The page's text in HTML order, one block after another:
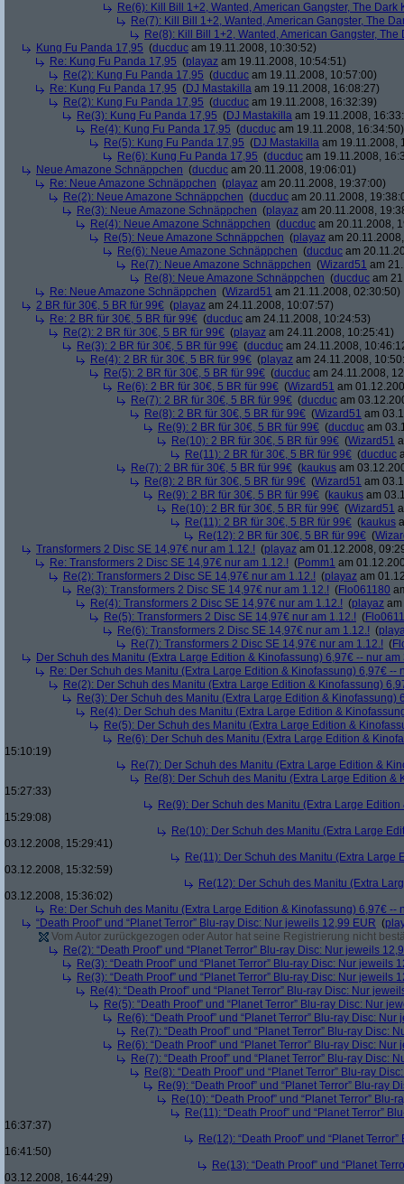
Re(6): Kill Bill 1+2, Wanted, American Gangster, The Dark
Re(7): Kill Bill 1+2, Wanted, American Gangster, The
Re(8): Kill Bill 1+2, Wanted, American Gangster, The
Kung Fu Panda 17,95 (ducduc am 19.11.2008, 10:30:52)
Re: Kung Fu Panda 17,95 (playaz am 19.11.2008, 10:54:51)
Re(2): Kung Fu Panda 17,95 (ducduc am 19.11.2008, 10:57:00)
Re: Kung Fu Panda 17,95 (DJ Mastakilla am 19.11.2008, 16:08:27)
Re(2): Kung Fu Panda 17,95 (ducduc am 19.11.2008, 16:32:39)
Re(3): Kung Fu Panda 17,95 (DJ Mastakilla am 19.11.2008,
Re(4): Kung Fu Panda 17,95 (ducduc am 19.11.2008, 16:34:50)
Re(5): Kung Fu Panda 17,95 (DJ Mastakilla am 19.11.2008,
Re(6): Kung Fu Panda 17,95 (ducduc am 19.11.2008,
Neue Amazone Schnäppchen (ducduc am 20.11.2008, 19:06:01)
Re: Neue Amazone Schnäppchen (playaz am 20.11.2008, 19:37:00)
Re(2): Neue Amazone Schnäppchen (ducduc am 20.11.2008,
Re(3): Neue Amazone Schnäppchen (playaz am 20.11.2008,
Re(4): Neue Amazone Schnäppchen (ducduc am 20.11.2008,
Re(5): Neue Amazone Schnäppchen (playaz am
Re(6): Neue Amazone Schnäppchen (ducduc am
Re(7): Neue Amazone Schnäppchen (Wizard51 am
Re(8): Neue Amazone Schnäppchen (ducduc am
Re: Neue Amazone Schnäppchen (Wizard51 am 21.11.2008, 02:30:50)
2 BR für 30€, 5 BR für 99€ (playaz am 24.11.2008, 10:07:57)
Re: 2 BR für 30€, 5 BR für 99€ (ducduc am 24.11.2008, 10:24:53)
Re(2): 2 BR für 30€, 5 BR für 99€ (playaz am 24.11.2008, 10:25:41)
Re(3): 2 BR für 30€, 5 BR für 99€ (ducduc am 24.11.2008,
Re(4): 2 BR für 30€, 5 BR für 99€ (playaz am 24.11.2008,
Re(5): 2 BR für 30€, 5 BR für 99€ (ducduc am 24.11.2008,
Re(6): 2 BR für 30€, 5 BR für 99€ (Wizard51 am
Re(7): 2 BR für 30€, 5 BR für 99€ (ducduc am
Re(8): 2 BR für 30€, 5 BR für 99€ (Wizard51 am
Re(9): 2 BR für 30€, 5 BR für 99€ (ducduc am
Re(10): 2 BR für 30€, 5 BR für 99€ (Wizard51
Re(11): 2 BR für 30€, 5 BR für 99€ (ducduc
Re(7): 2 BR für 30€, 5 BR für 99€ (kaukus am
Re(8): 2 BR für 30€, 5 BR für 99€ (Wizard51 am
Re(9): 2 BR für 30€, 5 BR für 99€ (kaukus am
Re(10): 2 BR für 30€, 5 BR für 99€ (Wizard51
Re(11): 2 BR für 30€, 5 BR für 99€ (kaukus
Re(12): 2 BR für 30€, 5 BR für 99€ (
Transformers 2 Disc SE 14,97€ nur am 1.12.! (playaz am 01.12.2008,
Re: Transformers 2 Disc SE 14,97€ nur am 1.12.! (Pomm1 am
Re(2): Transformers 2 Disc SE 14,97€ nur am 1.12.! (playaz am
Re(3): Transformers 2 Disc SE 14,97€ nur am 1.12.! (Flo061180
Re(4): Transformers 2 Disc SE 14,97€ nur am 1.12.! (playaz
Re(5): Transformers 2 Disc SE 14,97€ nur am 1.12.! (
Re(6): Transformers 2 Disc SE 14,97€ nur am 1.12.! (
Re(7): Transformers 2 Disc SE 14,97€ nur am 1.12.! (
Der Schuh des Manitu (Extra Large Edition & Kinofassung) 6,97€ -- nur am
Re: Der Schuh des Manitu (Extra Large Edition & Kinofassung) 6,97€ --
Re(2): Der Schuh des Manitu (Extra Large Edition & Kinofassung)
Re(3): Der Schuh des Manitu (Extra Large Edition & Kinofassung)
Re(4): Der Schuh des Manitu (Extra Large Edition &
Re(5): Der Schuh des Manitu (Extra Large Edition &
Re(6): Der Schuh des Manitu (Extra Large Edition &
15:10:19)
Re(7): Der Schuh des Manitu (Extra Large Edition &
Re(8): Der Schuh des Manitu (Extra Large Edition &
15:27:33)
Re(9): Der Schuh des Manitu (Extra Large
15:29:08)
Re(10): Der Schuh des Manitu (Extra Large
03.12.2008, 15:29:41)
Re(11): Der Schuh des Manitu (Extra Large
03.12.2008, 15:32:59)
Re(12): Der Schuh des Manitu (Extra
03.12.2008, 15:36:02)
Re: Der Schuh des Manitu (Extra Large Edition & Kinofassung) 6,97€ --
“Death Proof” und “Planet Terror” Blu-ray Disc: Nur jeweils 12,99 EUR (
Vom Autor zurückgezogen oder Autor hat seine Registrierung nicht
Re(2): “Death Proof” und “Planet Terror” Blu-ray Disc: Nur jeweils
Re(3): “Death Proof” und “Planet Terror” Blu-ray Disc: Nur jeweils
Re(3): “Death Proof” und “Planet Terror” Blu-ray Disc: Nur jeweils
Re(4): “Death Proof” und “Planet Terror” Blu-ray Disc: Nur
Re(5): “Death Proof” und “Planet Terror” Blu-ray Disc: Nur
Re(6): “Death Proof” und “Planet Terror” Blu-ray Disc:
Re(7): “Death Proof” und “Planet Terror” Blu-ray Disc:
Re(6): “Death Proof” und “Planet Terror” Blu-ray Disc:
Re(7): “Death Proof” und “Planet Terror” Blu-ray Disc:
Re(8): “Death Proof” und “Planet Terror” Blu-ray
Re(9): “Death Proof” und “Planet Terror” Blu-ray
Re(10): “Death Proof” und “Planet Terror”
Re(11): “Death Proof” und “Planet Terror”
16:37:37)
Re(12): “Death Proof” und “Planet
16:41:50)
Re(13): “Death Proof” und “Planet
03.12.2008, 16:44:29)